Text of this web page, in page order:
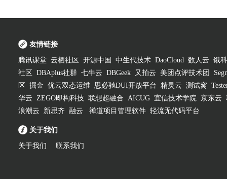
友情链接
腾讯课堂 云栖社区 开源中国 中生代技术 DaoCloud 数人云 饿
社区
DBAplus社群 七牛云 DBGeek 又拍云 美团点评技术团
区
掘金 优云双态运维 思必驰DUI开放平台 精灵云 测试窝
华云 ZEGO即构科技 联想超融合 AICUG 宜信技术学院 京东云
浪潮云
新思齐 融云 禅道项目管理软件 轻流无代码平台
关于我们
关于我们 联系我们